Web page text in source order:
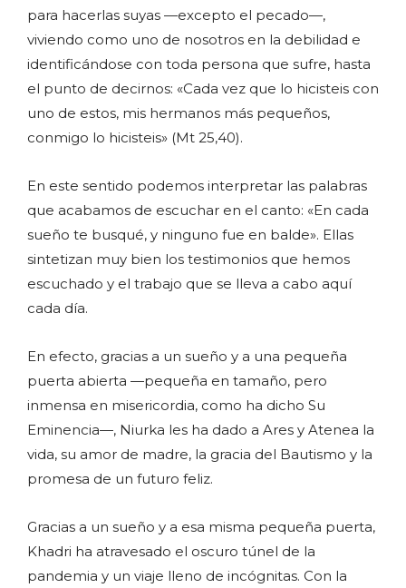
para hacerlas suyas —excepto el pecado—,
viviendo como uno de nosotros en la debilidad e
identificándose con toda persona que sufre, hasta
el punto de decirnos: «Cada vez que lo hicisteis con
uno de estos, mis hermanos más pequeños,
conmigo lo hicisteis» (Mt 25,40).
En este sentido podemos interpretar las palabras
que acabamos de escuchar en el canto: «En cada
sueño te busqué, y ninguno fue en balde». Ellas
sintetizan muy bien los testimonios que hemos
escuchado y el trabajo que se lleva a cabo aquí
cada día.
En efecto, gracias a un sueño y a una pequeña
puerta abierta —pequeña en tamaño, pero
inmensa en misericordia, como ha dicho Su
Eminencia—, Niurka les ha dado a Ares y Atenea la
vida, su amor de madre, la gracia del Bautismo y la
promesa de un futuro feliz.
Gracias a un sueño y a esa misma pequeña puerta,
Khadri ha atravesado el oscuro túnel de la
pandemia y un viaje lleno de incógnitas. Con la